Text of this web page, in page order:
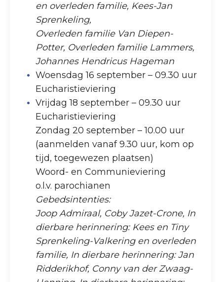
en overleden familie, Kees-Jan
Sprenkeling,
Overleden familie Van Diepen-
Potter, Overleden familie Lammers,
Johannes Hendricus Hageman
Woensdag 16 september – 09.30 uur
Eucharistieviering
Vrijdag 18 september – 09.30 uur
Eucharistieviering
Zondag 20 september – 10.00 uur
(aanmelden vanaf 9.30 uur, kom op
tijd, toegewezen plaatsen)
Woord- en Communieviering
o.l.v. parochianen
Gebedsintenties:
Joop Admiraal, Coby Jazet-Crone, In
dierbare herinnering: Kees en Tiny
Sprenkeling-Valkering en overleden
familie, In dierbare herinnering: Jan
Ridderikhof, Conny van der Zwaag-